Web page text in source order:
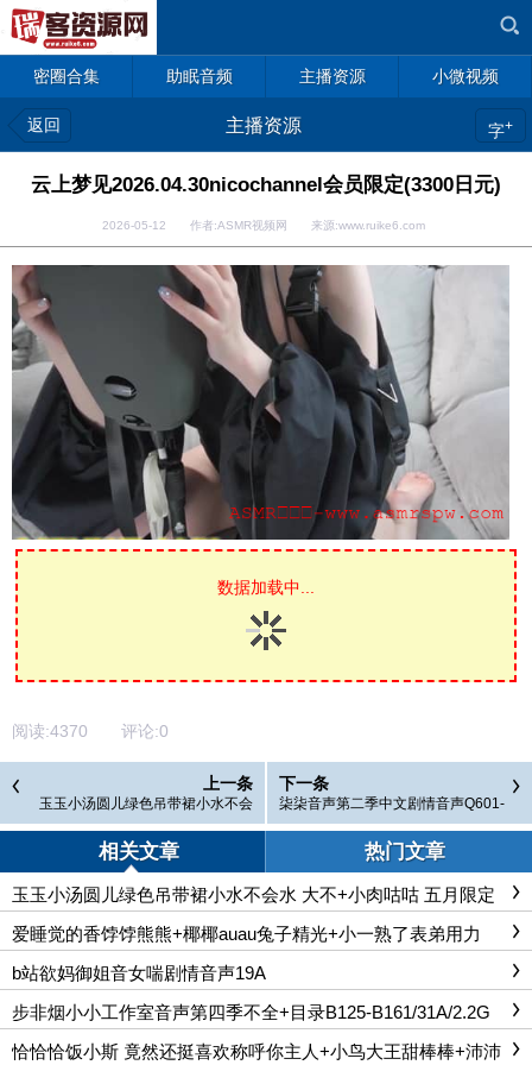
密圈合集 助眠音频 主播资源 小微视频
返回 主播资源 字+
云上梦见2026.04.30nicochannel会员限定(3300日元)
2026-05-12 作者:ASMR视频网 来源:www.ruike6.com
数据加载中...
阅读:4370 评论:0
上一条
玉玉小汤圆儿绿色吊带裙小水不会
水 大不+小肉咕咕 五月限定
下一条
柒柒音声第二季中文剧情音声Q601-
Q700/74A/4.51G
相关文章 热门文章
玉玉小汤圆儿绿色吊带裙小水不会水 大不+小肉咕咕 五月限定
爱睡觉的香饽饽熊熊+椰椰auau兔子精光+小一熟了表弟用力
+小肉咕咕
b站欲妈御姐音女喘剧情音声19A
步非烟小小工作室音声第四季不全+目录B125-B161/31A/2.2G
恰恰恰饭小斯 竟然还挺喜欢称呼你主人+小鸟大王甜棒棒+沛沛